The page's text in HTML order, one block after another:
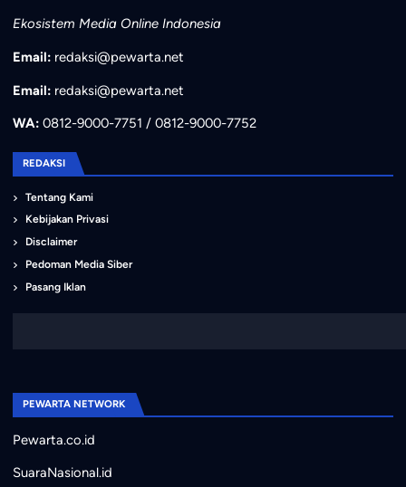
Ekosistem Media Online Indonesia
Email: redaksi@pewarta.net
Email: redaksi@pewarta.net
WA:0812-9000-7751 / 0812-9000-7752
REDAKSI
Tentang Kami
Kebijakan Privasi
Disclaimer
Pedoman Media Siber
Pasang Iklan
PEWARTA NETWORK
Pewarta.co.id
SuaraNasional.id